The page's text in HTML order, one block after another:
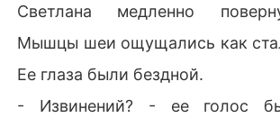
Светлана медленно
Мышцы шеи ощущались как
Ее глаза были бездной.
- Извинений? - ее голос